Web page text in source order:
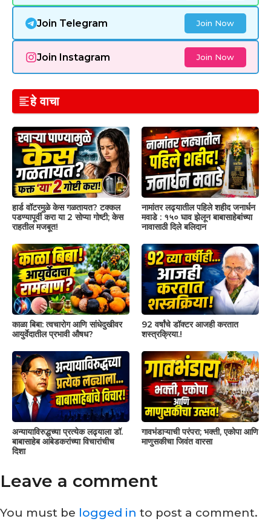
Join Telegram Join Now
Join Instagram Join Now
हे वाचा
हार्ड वॉटरमुळे केस गळतायत? टक्कल
पडण्यापूर्वी करा या 2 सोप्या गोष्टी; केस
राहतील मजबूत!
नामांतर लढ्यातील पहिले शहीद जनार्धन
मवाडे : १५० घाव झेलून बाबासाहेबांच्या
नावासाठी दिले बलिदान
काळा बिबा: त्वचारोग आणि सांधेदुखीवर
आयुर्वेदातील प्रभावी औषध?
92 वर्षांचे डॉक्टर आजही करतात
शस्त्रक्रिया.!
अन्यायाविरुद्धच्या प्रत्येक लढ्याला डॉ.
बाबासाहेब आंबेडकरांच्या विचारांचीच
दिशा
गावभंडाऱ्याची परंपरा; भक्ती, एकोपा आणि
माणुसकीचा जिवंत वारसा
Leave a comment
You must be logged in to post a comment.